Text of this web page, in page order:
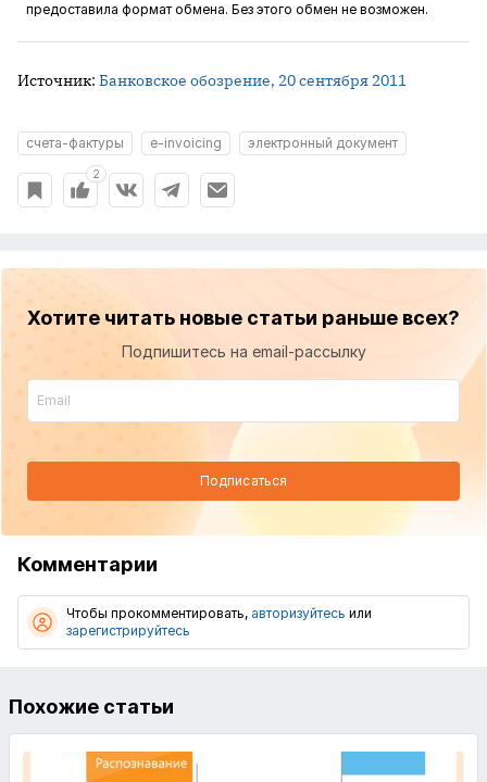
предоставила формат обмена. Без этого обмен не возможен.
Источник: Банковское обозрение, 20 сентября 2011
счета-фактуры e-invoicing электронный документ
2
Хотите читать новые статьи раньше всех?
Подпишитесь на email-рассылку
Подписаться
Комментарии
Чтобы прокомментировать, авторизуйтесь или
зарегистрируйтесь
Похожие статьи